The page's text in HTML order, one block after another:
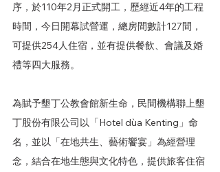
序，於110年2月正式開工，歷經近4年的工程
時間，今日開幕試營運，總房間數計127間，
可提供254人住宿，並有提供餐飲、會議及婚
禮等四大服務。
為賦予墾丁公教會館新生命，民間機構聯上墾
丁股份有限公司以「Hotel dùa Kenting」命
名，並以「在地共生、藝術饗宴」為經營理
念，結合在地生態與文化特色，提供旅客住宿